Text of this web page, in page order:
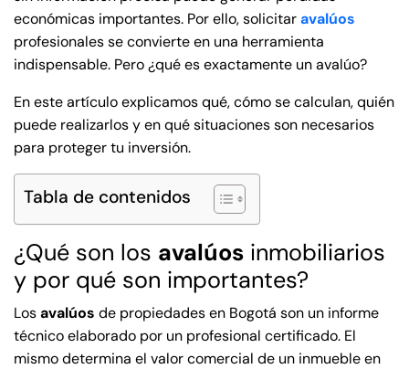
económicas importantes. Por ello, solicitaravalúos
profesionales se convierte en una herramienta
indispensable. Pero ¿qué es exactamente un avalúo?
En este artículo explicamos qué, cómo se calculan, quién
puede realizarlos y en qué situaciones son necesarios
para proteger tu inversión.
Tabla de contenidos
¿Qué son los avalúos inmobiliarios
y por qué son importantes?
Losavalúos de propiedades en Bogotá son un informe
técnico elaborado por un profesional certificado. El
mismo determina el valor comercial de un inmueble en